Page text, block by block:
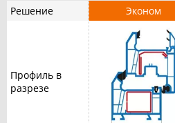
Решение Эконом
Профиль в
разрезе